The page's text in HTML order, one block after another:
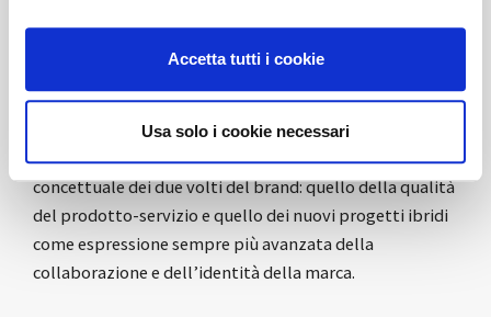
Accetta tutti i cookie
Usa solo i cookie necessari
toccare, spostare e attraversare.
(job is a life journey from me to we)
mood e la nuova campagna del brand DVO come sintesi
concettuale dei due volti del brand: quello della qualità
del prodotto-servizio e quello dei nuovi progetti ibridi
come espressione sempre più avanzata della
collaborazione e dell’identità della marca.